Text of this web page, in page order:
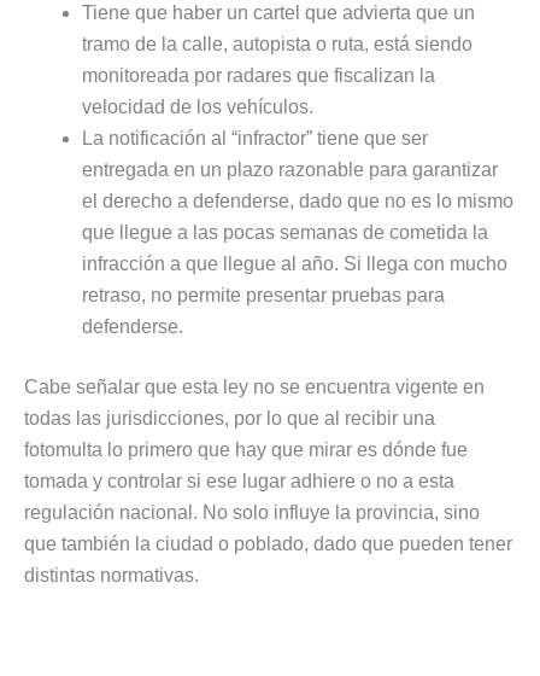
Tiene que haber un cartel que advierta que un
tramo de la calle, autopista o ruta, está siendo
monitoreada por radares que fiscalizan la
velocidad de los vehículos.
La notificación al “infractor” tiene que ser
entregada en un plazo razonable para garantizar
el derecho a defenderse, dado que no es lo mismo
que llegue a las pocas semanas de cometida la
infracción a que llegue al año. Si llega con mucho
retraso, no permite presentar pruebas para
defenderse.
Cabe señalar que esta ley no se encuentra vigente en
todas las jurisdicciones, por lo que al recibir una
fotomulta lo primero que hay que mirar es dónde fue
tomada y controlar si ese lugar adhiere o no a esta
regulación nacional. No solo influye la provincia, sino
que también la ciudad o poblado, dado que pueden tener
distintas normativas.